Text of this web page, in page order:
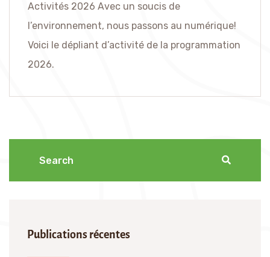
Activités 2026 Avec un soucis de
l’environnement, nous passons au numérique!
Voici le dépliant d’activité de la programmation
2026.
Publications récentes